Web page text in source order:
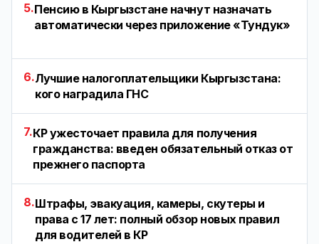
5.Пенсию в Кыргызстане начнут назначать
автоматически через приложение «Тундук»
6.Лучшие налогоплательщики Кыргызстана:
кого наградила ГНС
7.КР ужесточает правила для получения
гражданства: введен обязательный отказ от
прежнего паспорта
8.Штрафы, эвакуация, камеры, скутеры и
права с 17 лет: полный обзор новых правил
для водителей в КР